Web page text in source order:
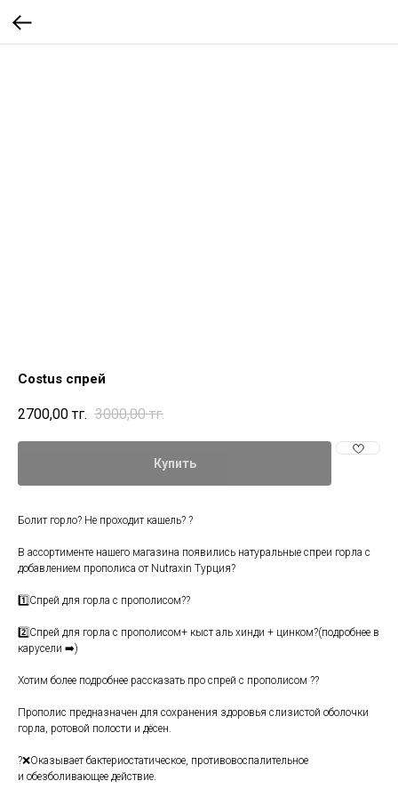
Costus спрей
2700,00 тг. 3000,00 тг.
Купить
Болит горло? Не проходит кашель? ?
В ассортименте нашего магазина появились натуральные спреи горла с
добавлением прополиса от Nutraxin Турция?
1️⃣Спрей для горла с прополисом??
2️⃣Спрей для горла с прополисом+ кыст аль хинди + цинком?(подробнее в
карусели ➡️)
Хотим более подробнее рассказать про спрей с прополисом ??
Прополис предназначен для сохранения здоровья слизистой оболочки
горла, ротовой полости и дёсен.
?❌Оказывает бактериостатическое, противовоспалительное
и обезболивающее действие.